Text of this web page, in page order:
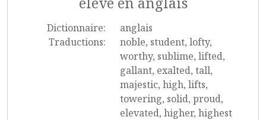
Dictionnaire:
anglais
Traductions:
noble, student, lofty,
worthy, sublime, lifted,
gallant, exalted, tall,
majestic, high, lifts,
towering, solid, proud,
elevated, higher, highest